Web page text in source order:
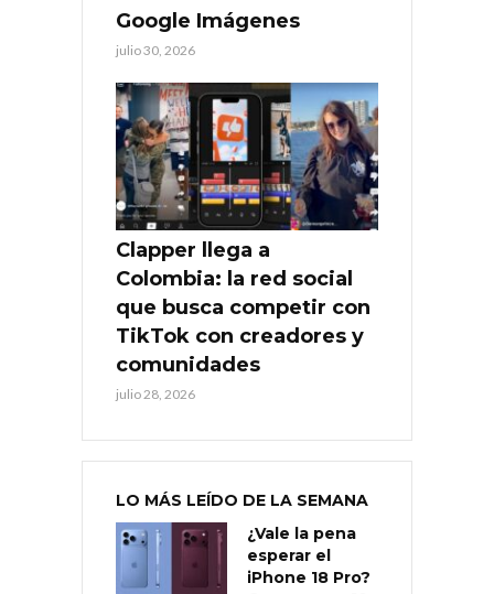
Google Imágenes
julio 30, 2026
Clapper llega a
Colombia: la red social
que busca competir con
TikTok con creadores y
comunidades
julio 28, 2026
LO MÁS LEÍDO DE LA SEMANA
¿Vale la pena
esperar el
iPhone 18 Pro?